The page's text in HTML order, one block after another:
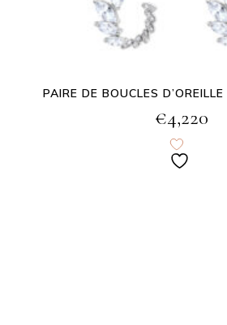
PAIRE DE BOUCLES
€4,220